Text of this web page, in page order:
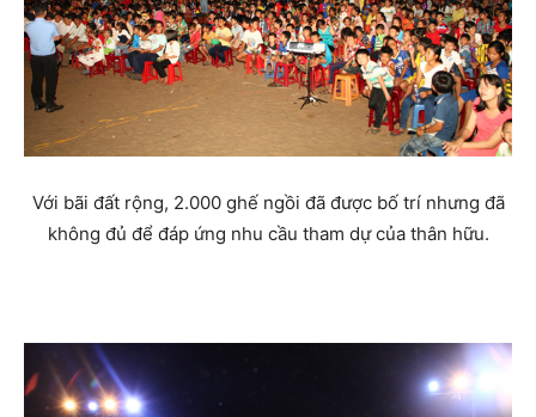
Với bãi đất rộng, 2.000 ghế ngồi đã được bố trí nhưng đã
không đủ để đáp ứng nhu cầu tham dự của thân hữu.